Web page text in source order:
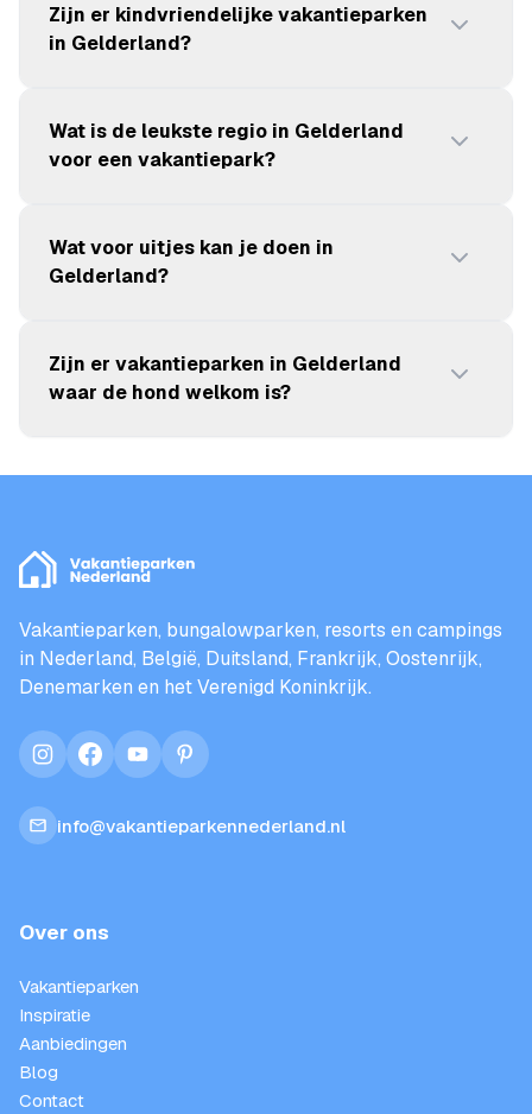
Zijn er kindvriendelijke vakantieparken
in Gelderland?
Wat is de leukste regio in Gelderland
voor een vakantiepark?
Wat voor uitjes kan je doen in
Gelderland?
Zijn er vakantieparken in Gelderland
waar de hond welkom is?
Vakantieparken, bungalowparken, resorts en campings
in Nederland, België, Duitsland, Frankrijk, Oostenrijk,
Denemarken en het Verenigd Koninkrijk.
instagramfacebookyoutubepinterest
info@vakantieparkennederland.nl
Over ons
Vakantieparken
Inspiratie
Aanbiedingen
Blog
Contact